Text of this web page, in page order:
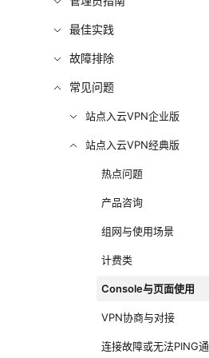
最佳实践
故障排除
常见问题
站点入云VPN企业版
站点入云VPN经典版
热点问题
产品咨询
组网与使用场景
计费类
Console与页面使用
VPN协商与对接
连接故障或无法PING通